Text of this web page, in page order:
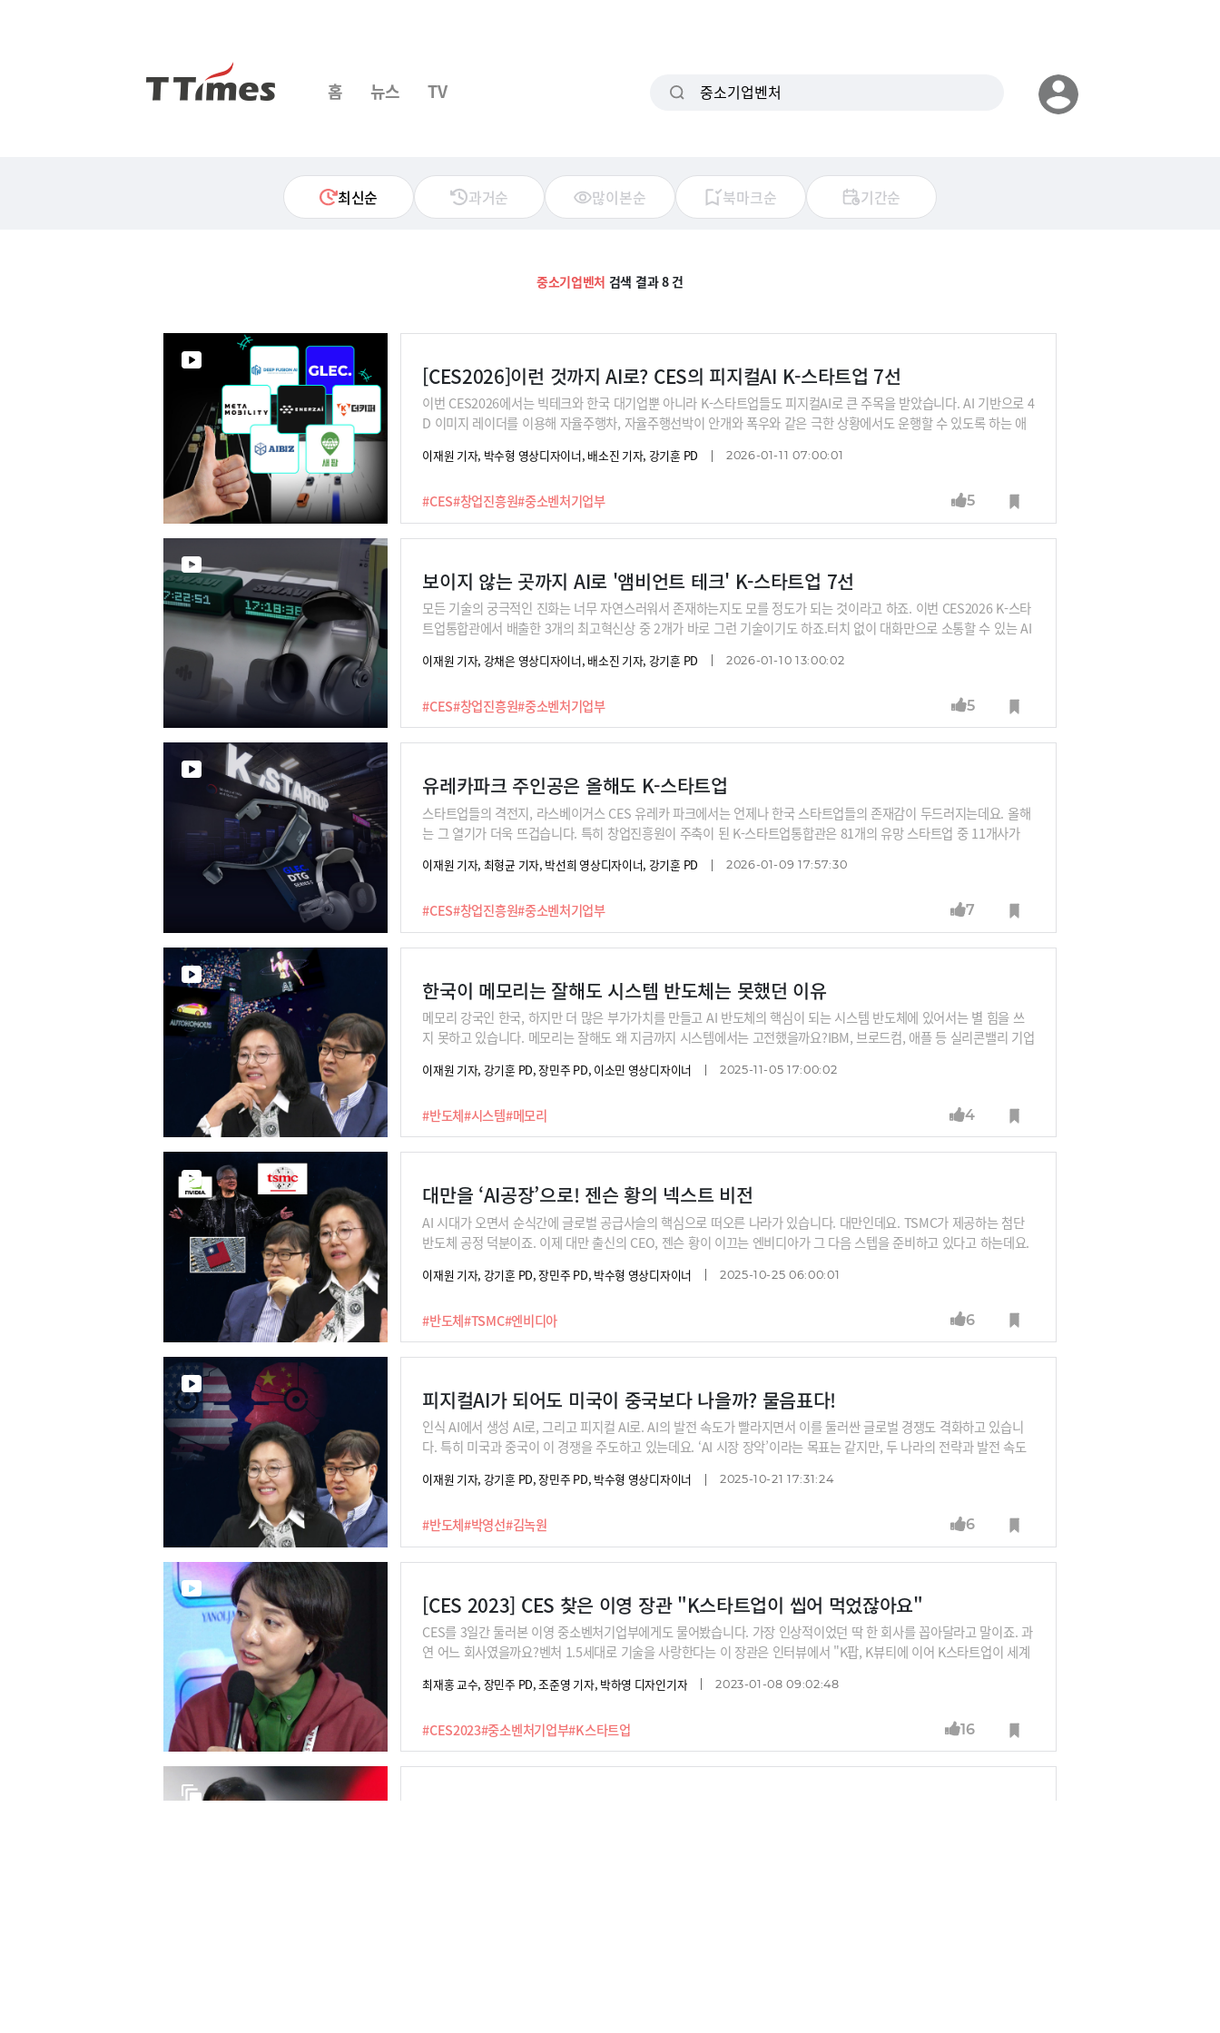
홈 뉴스 TV
최신순 과거순 많이본순 북마크순 기간순
중소기업벤처 검색 결과 8 건
[CES2026]이런 것까지 AI로? CES의 피지컬AI K-스타트업 7선
#CES#창업진흥원#중소벤처기업부
이번 CES2026에서는 빅테크와 한국 대기업뿐 아니라 K-스타트업들도 피지컬AI로 큰 주목을 받았습니다. AI 기반으로 4
D 이미지 레이더를 이용해 자율주행차, 자율주행선박이 안개와 폭우와 같은 극한 상황에서도 운행할 수 있도록 하는 애
물을 분사해 화재을 진압할 수 있도록 한 ‘더키퍼’, 전기차 내부의 전류파형을 분석해 배터리 열푹주, 급발진 등 이상징후
들에게 어떻게 대처해야 하는지 의사결정까지 해주는 에이전트를 만든 ‘글렉’, 반도체 공정 등 제조현장에서 발생하는 이
상징후를 조기에 탐지해 불량의 원인을 분석해주는 ‘에이아이비즈’, 위성데이터로 작물 상태를 실시간으로 진단하고 생
산량을 예측해주는 ‘새팜’, AI 모델을 가전, 자동차 등 에지디바이스에서
이재원 기자, 박수형 영상디자이너, 배소진 기자, 강기훈 PD 2026-01-11 07:00:01
5
보이지 않는 곳까지 AI로 '앰비언트 테크' K-스타트업 7선
#CES#창업진흥원#중소벤처기업부
모든 기술의 궁극적인 진화는 너무 자연스러워서 존재하는지도 모를 정도가 되는 것이라고 하죠. 이번 CES2026 K-스타
트업통합관에서 배출한 3개의 최고혁신상 중 2개가 바로 그런 기술이기도 하죠.터치 없이 대화만으로 소통할 수 있는 AI
신개념 스마트 헤드폰 '페리스피어'로 역시 최고혁신상을 수상한 '긱스로프트', 센서 하나로 어떤 표면이든 터치패드로
배양 기술로 공기 정화 기술을 만든 '포네이처스', 친구와 대화하듯 탐색할 수 있는 AI 지도 '플레이스 리스트'를 선보인
'바카티오', 한국의 온돌을 미국 시장에 전파하고 있는 '오들리 리얼리티' 등 총 7개 기업을 소개합니다.
이재원 기자, 강채은 영상디자이너, 배소진 기자, 강기훈 PD 2026-01-10 13:00:02
5
유레카파크 주인공은 올해도 K-스타트업
#CES#창업진흥원#중소벤처기업부
스타트업들의 격전지, 라스베이거스 CES 유레카 파크에서는 언제나 한국 스타트업들의 존재감이 두드러지는데요. 올해
는 그 열기가 더욱 뜨겁습니다. 특히 창업진흥원이 주축이 된 K-스타트업통합관은 81개의 유망 스타트업 중 11개사가
것이 아니라 참여 기업들의 경쟁력 강화를 위한 다각적인 지원을 크게 확대했다는 점입니다. K-창업생태계 홍보를 위해
습니다.
이재원 기자, 최형균 기자, 박선희 영상디자이너, 강기훈 PD 2026-01-09 17:57:30
7
한국이 메모리는 잘해도 시스템 반도체는 못했던 이유
#반도체#시스템#메모리
메모리 강국인 한국, 하지만 더 많은 부가가치를 만들고 AI 반도체의 핵심이 되는 시스템 반도체에 있어서는 별 힘을 쓰
지 못하고 있습니다. 메모리는 잘해도 왜 지금까지 시스템에서는 고전했을까요?IBM, 브로드컴, 애플 등 실리콘밸리 기업
선을 다하기 때문'이라고 진단합니다. 마치 베토벤의 음악과 모차르트의 음악처럼 둘의 특성이 완전히 다르기 때문이죠.
을까요. 그리고 세계 시장에서 어떤 평가를 받고 있을까요?AI 3대 강국으로 가기 위한 반도체 산업 진단과 제언, 박영선
전 중소벤처기업부 장관과 온디바이스 AI 반도체 기업 딥엑스의 김녹원 대표에게 들어봅니다.
이재원 기자, 강기훈 PD, 장민주 PD, 이소민 영상디자이너 2025-11-05 17:00:02
4
대만을 ‘AI공장’으로! 젠슨 황의 넥스트 비전
#반도체#TSMC#엔비디아
AI 시대가 오면서 순식간에 글로벌 공급사슬의 핵심으로 떠오른 나라가 있습니다. 대만인데요. TSMC가 제공하는 첨단
반도체 공정 덕분이죠. 이제 대만 출신의 CEO, 젠슨 황이 이끄는 엔비디아가 그 다음 스텝을 준비하고 있다고 하는데요.
젠슨 황은 대체 어떤 생각을 갖고 있는지. 그리고 또다른 반도체 강국 일본은 어떤 노력을 하고 있는지. 한국 반도체 생태
녹원 대표에게 들어봅니다.
이재원 기자, 강기훈 PD, 장민주 PD, 박수형 영상디자이너 2025-10-25 06:00:01
6
피지컬AI가 되어도 미국이 중국보다 나을까? 물음표다!
#반도체#박영선#김녹원
인식 AI에서 생성 AI로, 그리고 피지컬 AI로. AI의 발전 속도가 빨라지면서 이를 둘러싼 글로벌 경쟁도 격화하고 있습니
다. 특히 미국과 중국이 이 경쟁을 주도하고 있는데요. ‘AI 시장 장악’이라는 목표는 같지만, 두 나라의 전략과 발전 속도
보고 한국이 AI 3대 강국으로 자리잡기 위해 살펴봐야 할지 박영선 전 중소벤처기업부 장관과 온디바이스 AI 반도체 기
이재원 기자, 강기훈 PD, 장민주 PD, 박수형 영상디자이너 2025-10-21 17:31:24
6
[CES 2023] CES 찾은 이영 장관 "K스타트업이 씹어 먹었잖아요"
#CES2023#중소벤처기업부#K스타트업
CES를 3일간 둘러본 이영 중소벤처기업부에게도 물어봤습니다. 가장 인상적이었던 딱 한 회사를 꼽아달라고 말이죠. 과
연 어느 회사였을까요?벤처 1.5세대로 기술을 사랑한다는 이 장관은 인터뷰에서 "K팝, K뷰티에 이어 K스타트업이 세계
최재홍 교수, 장민주 PD, 조준영 기자, 박하영 디자인기자 2023-01-08 09:02:48
16